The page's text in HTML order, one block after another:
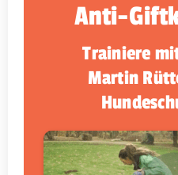
Anti-
Trainiere
Martin